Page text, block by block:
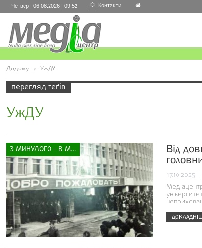
Четвер | 06.08.2026 | 09:52 Контакти
Додому УжДУ
перегляд теґів
УжДУ
З МИНУЛОГО – В МАЙБУТНЄ
Від
17.10.2025 |